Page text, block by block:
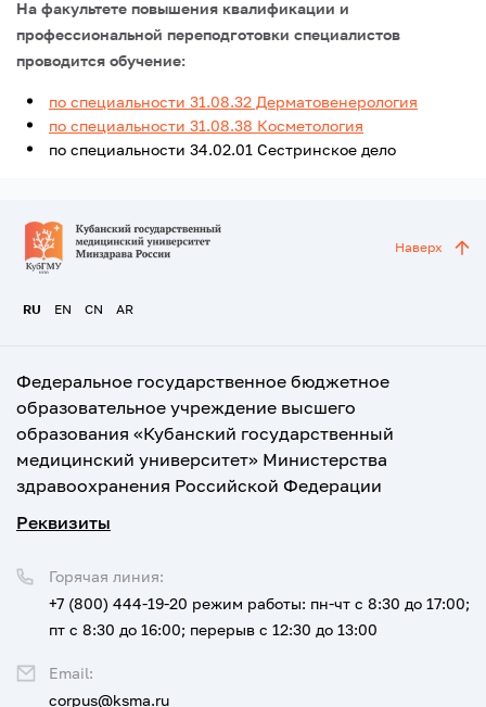
На факультете повышения квалификации и
профессиональной переподготовки специалистов
проводится обучение:
по специальности 31.08.32 Дерматовенерология
по специальности 31.08.38 Косметология
по специальности 34.02.01 Сестринское дело
RU EN CN AR
Наверх
Федеральное государственное бюджетное
образовательное учреждение высшего
образования «Кубанский государственный
медицинский университет» Министерства
здравоохранения Российской Федерации
Реквизиты
Горячая линия:
+7 (800) 444-19-20 режим работы: пн-чт с 8:30 до 17:00;
пт с 8:30 до 16:00; перерыв с 12:30 до 13:00
Email:
corpus@ksma.ru